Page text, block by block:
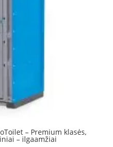
– Premium klasės,
– ilgaamžiai